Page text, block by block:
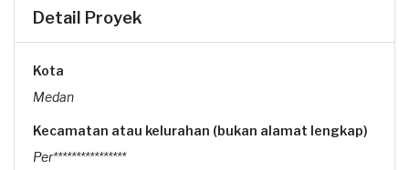
Detail Proyek
Kota
Medan
Kecamatan atau kelurahan (bukan alamat lengkap)
Per****************